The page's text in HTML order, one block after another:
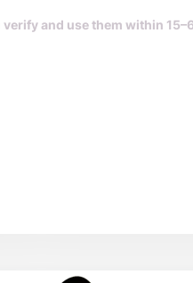
verify and use them within